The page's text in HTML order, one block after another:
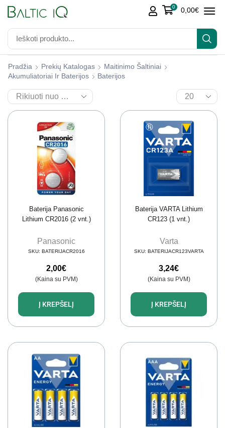
0 0,00€
Pradžia Prekių Katalogas
Maitinimo Šaltiniai
Akumuliatoriai Ir Baterijos
Baterijos
Baterija Panasonic
Lithium CR2016 (2 vnt.)
Panasonic
SKU: BATERIJACR2016
2,00€
(Kaina su PVM)
Į KREPŠELĮ
Baterija VARTA Lithium
CR123 (1 vnt.)
Varta
SKU: BATERIJACR123VARTA
3,24€
(Kaina su PVM)
Į KREPŠELĮ